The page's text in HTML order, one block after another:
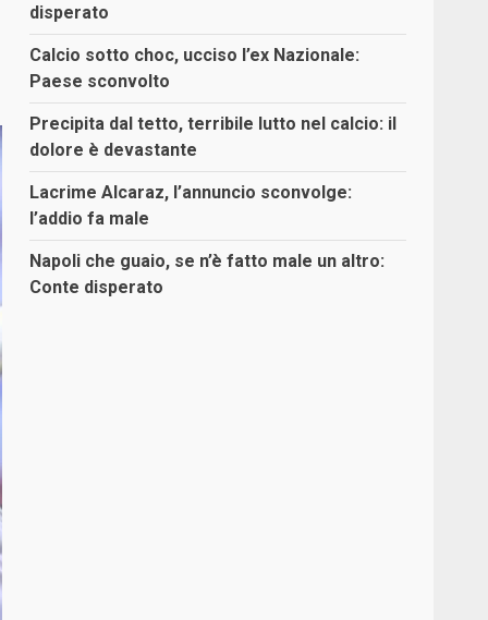
disperato
Calcio sotto choc, ucciso l’ex Nazionale:
Paese sconvolto
Precipita dal tetto, terribile lutto nel calcio: il
dolore è devastante
Lacrime Alcaraz, l’annuncio sconvolge:
l’addio fa male
Napoli che guaio, se n’è fatto male un altro:
Conte disperato